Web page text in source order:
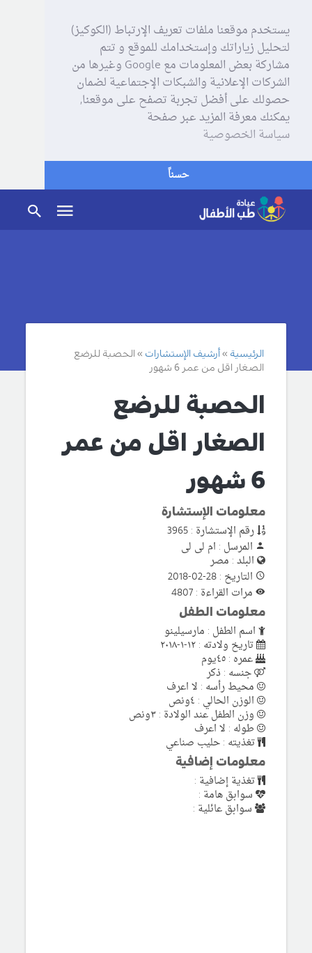
يستخدم موقعنا ملفات تعريف الإرتباط (الكوكيز)
لتحليل زياراتك وإستخدامك للموقع و تتم
مشاركة بعض المعلومات مع Google وغيرها من
الشركات الإعلانية والشبكات الإجتماعية لضمان
حصولك على أفضل تجربة تصفح على موقعنا,
يمكنك معرفة المزيد عبر صفحة
سياسة الخصوصية
حسناً
الرئيسية أرشيف الإستشارات
الحصبة للرضع
الصغار اقل من عمر 6 شهور
الحصبة للرضع
الصغار اقل من عمر
6 شهور
معلومات الإستشارة
رقم الإستشارة : 3965
المرسل : ام لى لى
البلد : مصر
التاريخ : 28-02-2018
مرات القراءة : 4807
معلومات الطفل
اسم الطفل : مارسيلينو
تاريخ ولادته : ١٢-١-٢٠١٨
عمره : ٤٥يوم
جنسه : ذكر
محيط رأسه : لا اعرف
الوزن الحالي : ٤ونص
وزن الطفل عند الولادة : ٣ونص
طوله : لا اعرف
تغذيته : حليب صناعي
معلومات إضافية
تغذية إضافية :
سوابق هامة :
سوابق عائلية :